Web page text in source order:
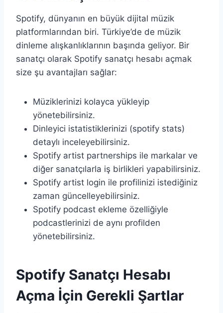
Spotify, dünyanın en büyük dijital müzik
platformlarından biri. Türkiye’de de müzik
dinleme alışkanlıklarının başında geliyor. Bir
sanatçı olarak Spotify sanatçı hesabı açmak
size şu avantajları sağlar:
Müziklerinizi kolayca yükleyip
yönetebilirsiniz.
Dinleyici istatistiklerinizi (spotify stats)
detaylı inceleyebilirsiniz.
Spotify artist partnerships ile markalar ve
diğer sanatçılarla iş birlikleri yapabilirsiniz.
Spotify artist login ile profilinizi istediğiniz
zaman güncelleyebilirsiniz.
Spotify podcast ekleme özelliğiyle
podcastlerinizi de aynı profilden
yönetebilirsiniz.
Spotify Sanatçı Hesabı
Açma İçin Gerekli Şartlar